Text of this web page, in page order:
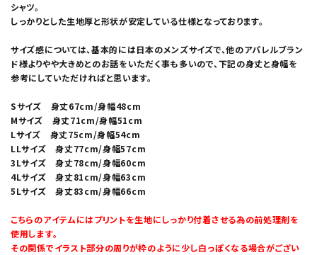
シャツ。
しっかりとした生地厚と形状が安定している仕様となっております。
サイズ感については、基本的には日本のメンズサイズで、他のアパレルブラン
ド様よりやや大きめとのお話をいただく事も多いので、下記の身丈と身幅を
参考にしていただければと思います。
Sサイズ 身丈67cm/身幅48cm
Mサイズ 身丈71cm/身幅51cm
Lサイズ 身丈75cm/身幅54cm
LLサイズ 身丈77cm/身幅57cm
3Lサイズ 身丈78cm/身幅60cm
4Lサイズ 身丈81cm/身幅63cm
5Lサイズ 身丈83cm/身幅66cm
こちらのアイテムにはプリントを生地にしっかり付着させる為の前処理剤を
使用します。
その関係でイラスト部分の周りが枠のように少し白っぽくなる場合がござい